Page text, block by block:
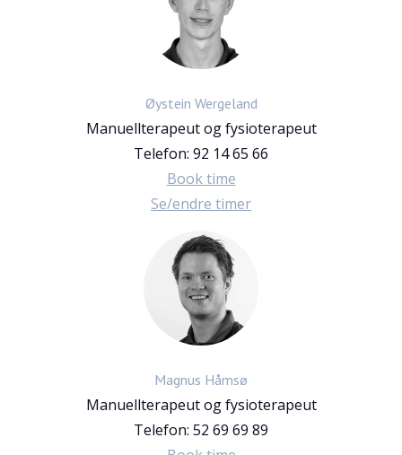
Øystein Wergeland
Manuellterapeut og fysioterapeut
Telefon: 92 14 65 66
Book time
Se/endre timer
Magnus Håmsø
Manuellterapeut og fysioterapeut
Telefon: 52 69 69 89